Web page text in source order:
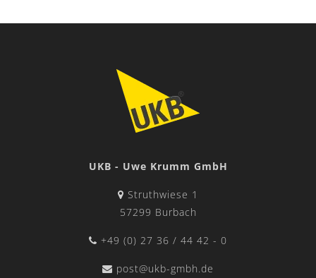
UKB - Uwe Krumm GmbH
Struthwiese 1
57299 Burbach
+49 (0) 27 36 / 44 42 - 0
post@ukb-gmbh.de